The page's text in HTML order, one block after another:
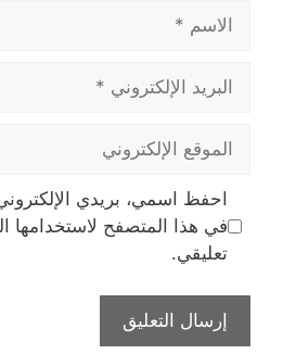
الاسم
البريد
الإلكتروني
الموقع
الإلكتروني
احفظ اسمي، بريدي
في هذا المتصفح لاستخدامها
تعليقي.